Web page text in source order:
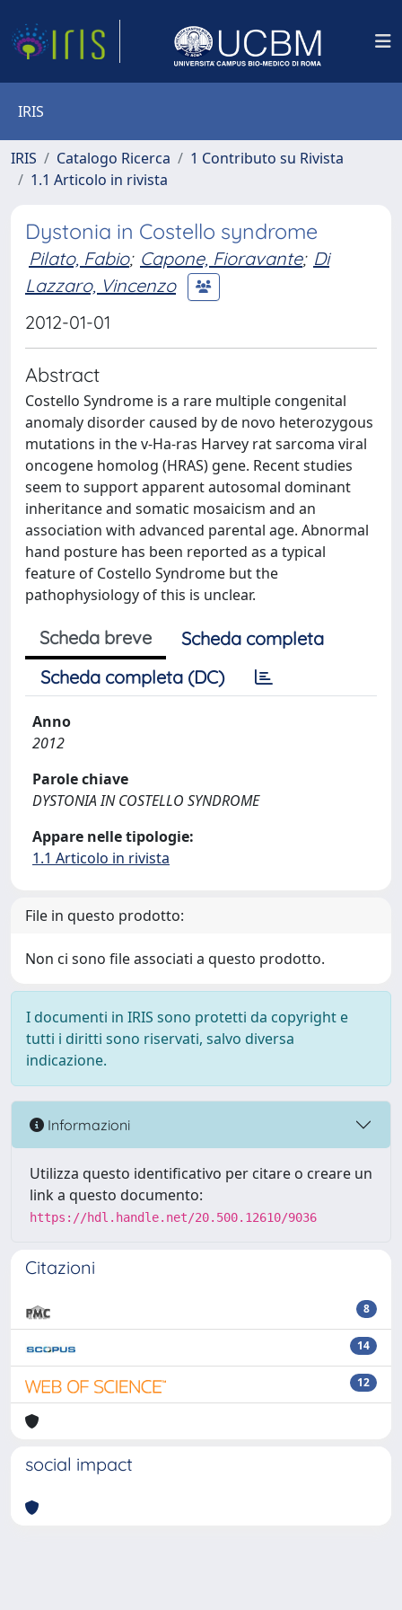
IRIS
IRIS Catalogo Ricerca
1 Contributo su Rivista
1.1 Articolo in rivista
Dystonia in Costello syndrome
Pilato, Fabio; Capone, Fioravante; Di
Lazzaro, Vincenzo
2012-01-01
Abstract
Costello Syndrome is a rare multiple congenital
anomaly disorder caused by de novo heterozygous
mutations in the v-Ha-ras Harvey rat sarcoma viral
oncogene homolog (HRAS) gene. Recent studies
seem to support apparent autosomal dominant
inheritance and somatic mosaicism and an
association with advanced parental age. Abnormal
hand posture has been reported as a typical
feature of Costello Syndrome but the
pathophysiology of this is unclear.
Scheda breve
Scheda completa
Scheda completa (DC)
Anno
2012
Parole chiave
DYSTONIA IN COSTELLO SYNDROME
Appare nelle tipologie:
1.1 Articolo in rivista
File in questo prodotto:
Non ci sono file associati a questo prodotto.
I documenti in IRIS sono protetti da copyright e
tutti i diritti sono riservati, salvo diversa
indicazione.
Informazioni
Utilizza questo identificativo per citare o creare un
link a questo documento:
https://hdl.handle.net/20.500.12610/9036
Citazioni
8
14
12
social impact